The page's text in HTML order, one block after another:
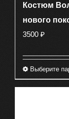
Костюм
нового
3500 ₽
Выберите